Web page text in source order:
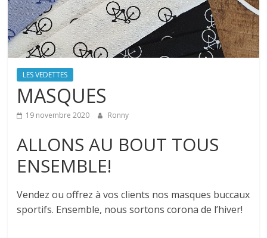
LES VEDETTES
MASQUES
19 novembre 2020 Ronny
ALLONS AU BOUT TOUS
ENSEMBLE!
Vendez ou offrez à vos clients nos masques buccaux
sportifs. Ensemble, nous sortons corona de l’hiver!